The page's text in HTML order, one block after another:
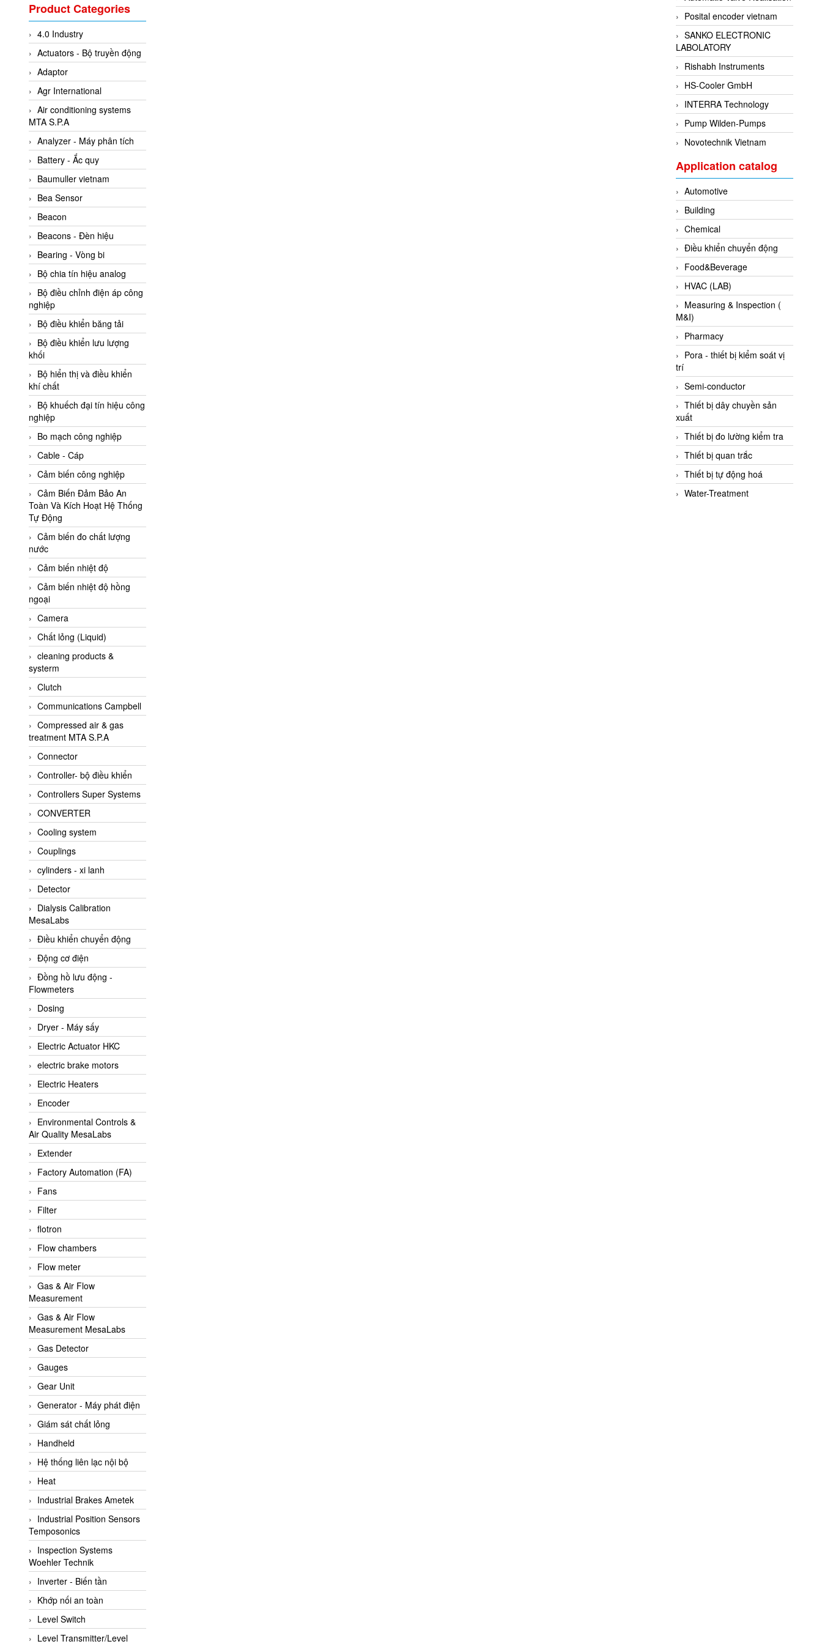
Woodward Vietnam
3CTEST Vietnam
4B VietNam Vietnam
ABB Vietnam
AC Infinity Vietnam
AC&E Telecommunications
AC&T Vietnam
Accepta Vietnam
ACCUMAC Vietnam
AccuWeb Vietnam
Acey
ACOEM Vietnam
ADCA Vietnam
ADFweb Vietnam
Adler Vietnam
Ados Vietnam
Advanced Energy Vietnam
Advantech Vietnam
Agate Vietnam
AGR International Vietnam
Aichi Tokei Denki Vietnam
Aii Vietnam
AIKOH
AINUO Vietnam
AIR MAJOR
Aira Euro Automation
Airtac Vietnam
Airtec Vietnam
AI-Tek Vietnam
Akerstroms Viet Nam
AKO Armaturen &
Separationstechnik
AKO Armaturen &
Separationstechnik Vietnam
AKUSENSE
ALA OFFICINE SPA
Albrecht-Automatik Viet
Nam
Allen Bradley Vietnam
Alpha Moisture Vietnam
Alpha-Achem Vietnam
Alphino
ALRE-IT Vietnam
Altech
Amarillo Gear
Ametek
AMPTRON Vietnam
AND Vietnam
ANDERSON-NEGELE
ANDILOG Technologies
Vietnam
Anritsu
ANTEC S.A
Antico pumps
Anybus/ HMS
AOBEN
Apex Dynamics Vietnam
Apex Dynamics Vietnam
Apiste
APLISENS VietNam
Apollo Fire
Appleton
AQ Matic
Aqualabo Vietnam
Aquametro
ARCA Regler
Arcos Hydraulik
Ardetem-Sfere-Vietnam
Argal
AS ENERGI
ASCO CO2
Asker
AT2E
ATC Pneumatic
ATEX System
ATI - IA
ATI (Analytical Technology
Inc)
Atos
Atrax
Auma
Autec
Auto Flow
Automatic valve
Aventics
Avproglobal
Axiomtek
AZBIL
Product Categories
4.0 Industry
Actuators - Bộ truyền động
Adaptor
Agr International
Air conditioning systems
MTA S.P.A
Analyzer - Máy phân tích
Battery - Ắc quy
Baumuller vietnam
Bea Sensor
Beacon
Beacons - Đèn hiệu
Bearing - Vòng bi
Bộ chia tín hiệu analog
Bộ điều chỉnh điện áp công
nghiệp
Bộ điều khiển băng tải
Bộ điều khiển lưu lượng
khối
Bộ hiển thị và điều khiển
khí chất
Bộ khuếch đại tín hiệu công
nghiệp
Bo mạch công nghiệp
Cable - Cáp
Cảm biến công nghiệp
Cảm Biến Đảm Bảo An
Toàn Và Kích Hoạt Hệ Thống
Tự Động
Cảm biến đo chất lượng
nước
Cảm biến nhiệt độ
Cảm biến nhiệt độ hồng
ngoại
Camera
Chất lỏng (Liquid)
cleaning products &
systerm
Clutch
Communications Campbell
Compressed air & gas
treatment MTA S.P.A
Connector
Controller- bộ điều khiển
Controllers Super Systems
CONVERTER
Cooling system
Couplings
cylinders - xi lanh
Detector
Dialysis Calibration
MesaLabs
Điều khiển chuyển động
Động cơ điện
Đồng hồ lưu động -
Flowmeters
Dosing
Dryer - Máy sấy
Electric Actuator HKC
electric brake motors
Electric Heaters
Encoder
Environmental Controls &
Air Quality MesaLabs
Extender
Factory Automation (FA)
Fans
Filter
flotron
Flow chambers
Flow meter
Gas & Air Flow
Measurement
Gas & Air Flow
Measurement MesaLabs
Gas Detector
Gauges
Gear Unit
Generator - Máy phát điện
Giám sát chất lỏng
Handheld
Hệ thống liên lạc nội bộ
Heat
Industrial Brakes Ametek
Industrial Position Sensors
Temposonics
Inspection Systems
Woehler Technik
Inverter - Biến tần
Khớp nối an toàn
Level Switch
Level Transmitter/Level
Posital encoder vietnam
SANKO ELECTRONIC
LABOLATORY
Rishabh Instruments
HS-Cooler GmbH
INTERRA Technology
Pump Wilden-Pumps
Novotechnik Vietnam
Application catalog
Automotive
Building
Chemical
Điều khiển chuyển động
Food&Beverage
HVAC (LAB)
Measuring & Inspection (
M&I)
Pharmacy
Pora - thiết bị kiểm soát vị
trí
Semi-conductor
Thiết bị dây chuyền sản
xuất
Thiết bị đo lường kiểm tra
Thiết bị quan trắc
Thiết bị tự động hoá
Water-Treatment